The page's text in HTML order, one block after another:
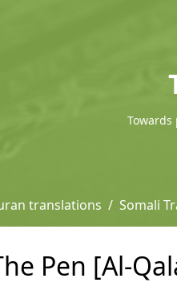
translations Somali
Pen [Al-